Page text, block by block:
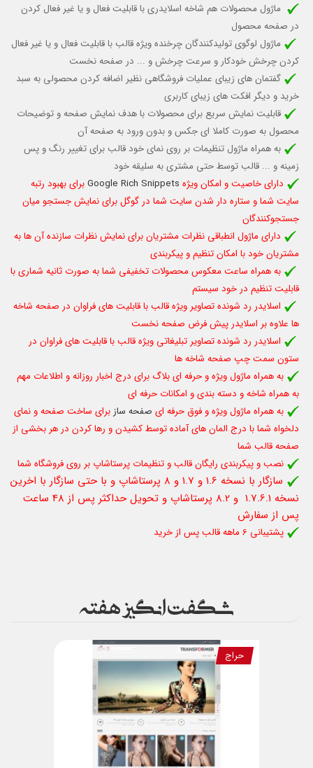
ماژول محصولات هم شاخه اسلایدری با قابلیت فعال و یا غیر فعال کردن
در صفحه محصول
ماژول لوگوی تولیدکنندگان چرخنده ویژه قالب با قابلیت فعال و یا غیر فعال
کردن چرخش خودکار و سرعت چرخش و ... در صفحه نخست
گفتمان های زیبای عملیات فروشگاهی نظیر اضافه کردن محصولی به سبد
خرید و دیگر افکت های زیبای کاربری
قابلیت نمایش سریع برای محصولات با هدف نمایش صفحه و توضیحات
محصول به صورت کاملا ای جکس و بدون ورود به صفحه آن
به همراه ماژول تنظیمات بر روی نمای خود قالب برای تغییر رنگ و پس
زمینه و ... قالب توسط حتی مشتری به سلیقه خود
دارای خاصیت و امکان ویژه Google Rich Snippetsبرای بهبود رتبه
سایت شما و ستاره دار شدن سایت شما در گوگل برای نمایش جستجو میان
جستجوکنندگان
دارای ماژول انطباقی نظرات مشتریان برای نمایش نظرات سازنده آن ها به
مشتریان خود با امکان تنظیم و پیکربندی
به همراه ساعت معکوس محصولات تخفیفی شما به صورت ثانیه شماری با
قابلیت تنظیم در خود سیستم
اسلایدر رد شونده تصاویر ویژه قالب با قابلیت های فراوان در صفحه شاخه
ها علاوه بر اسلایدر پیش فرض صفحه نخست
اسلایدر رد شونده تصاویر تبلیغاتی ویژه قالب با قابلیت های فراوان در
ستون سمت چپ صفحه شاخه ها
به همراه ماژول ویژه و حرفه ای بلاگ برای درج اخبار روزانه و اطلاعات مهم
به همراه شاخه و دسته بندی و امکانات حرفه ای
به همراه ماژول ویژه و فوق حرفه ای صفحه ساز برای ساخت صفحه و نمای
دلخواه شما با درج المان های آماده توسط کشیدن و رها کردن در هر بخشی از
صفحه قالب شما
نصب و پیکربندی رایگان قالب و تنظیمات پرستاشاپ بر روی فروشگاه شما
سازگار با نسخه 1.6 و 1.7 و 8 پرستاشاپ و با حتی سازگار با اخرین
نسخه 1.7.6.1 و 8.2 پرستاشاپ و تحویل حداکثر پس از 48 ساعت
پس از سفارش
پشتیبانی 6 ماهه قالب پس از خرید
شگفت انگیز هفته
حراج